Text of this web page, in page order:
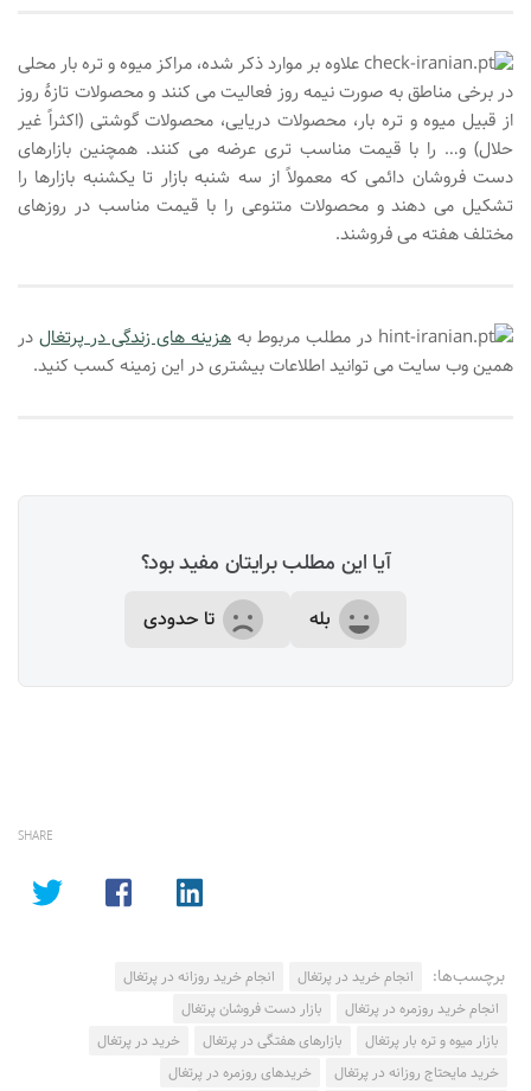
علاوه بر موارد ذکر شده، مراکز میوه و تره بار محلی
در برخی مناطق به صورت نیمه روز فعالیت می کنند و محصولات تازۀ روز
از قبیل میوه و تره بار، محصولات دریایی، محصولات گوشتی (اکثراً غیر
حلال) و… را با قیمت مناسب تری عرضه می کنند. همچنین بازارهای
دست فروشان دائمی که معمولاً از سه شنبه بازار تا یکشنبه بازارها را
تشکیل می دهند و محصولات متنوعی را با قیمت مناسب در روزهای
مختلف هفته می فروشند.
در مطلب مربوط به هزینه های زندگی در پرتغال در
همین وب سایت می توانید اطلاعات بیشتری در این زمینه کسب کنید.
آیا این مطلب برایتان مفید بود؟
بله تا حدودی
SHARE
برچسب‌ها: انجام خرید در پرتغال
انجام خرید روزانه در پرتغال
انجام خرید روزمره در پرتغال
بازار دست فروشان پرتغال
بازار میوه و تره بار پرتغال
بازارهای هفتگی در پرتغال
خرید در پرتغال
خرید مایحتاج روزانه در پرتغال
خریدهای روزمره در پرتغال